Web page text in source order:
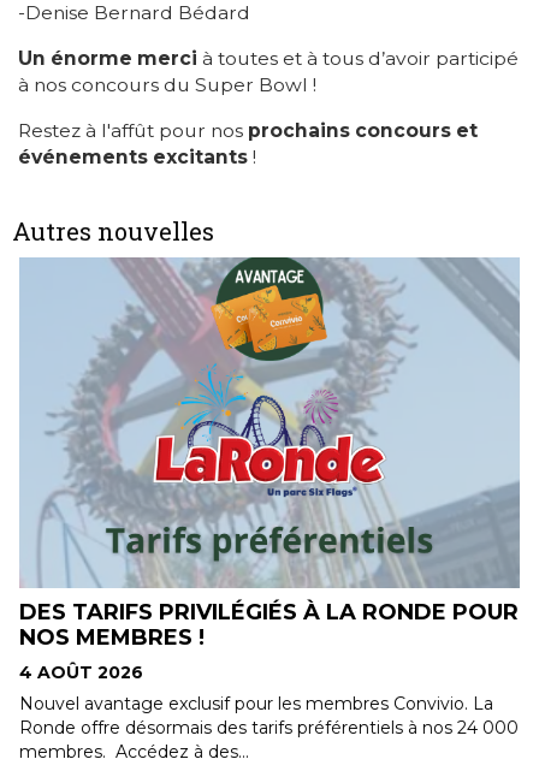
-Denise Bernard Bédard
Un énorme merci à toutes et à tous d’avoir participé
à nos concours du Super Bowl !
Restez à l'affût pour nos prochains concours et
événements excitants !
Autres nouvelles
DES TARIFS PRIVILÉGIÉS À LA RONDE POUR
NOS MEMBRES !
4 AOÛT 2026
Nouvel avantage exclusif pour les membres Convivio. La
Ronde offre désormais des tarifs préférentiels à nos 24 000
membres. Accédez à des...